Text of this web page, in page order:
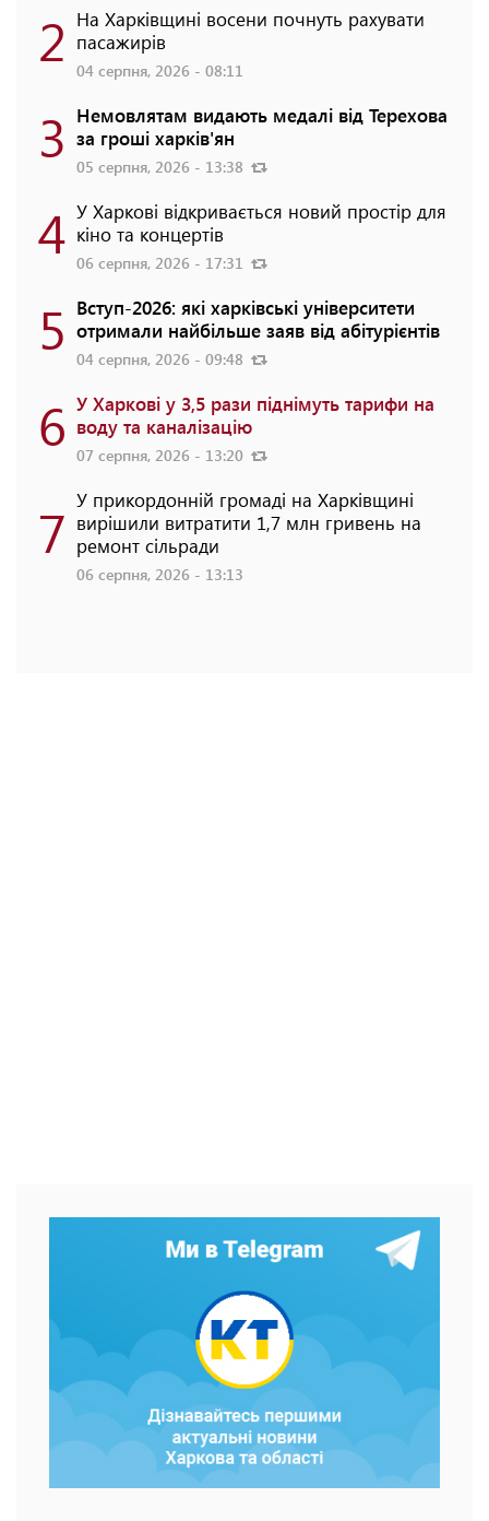
2 На Харківщині восени почнуть рахувати
пасажирів
04 серпня, 2026 - 08:11
3 Немовлятам видають медалі від Терехова
за гроші харків'ян
05 серпня, 2026 - 13:38
4 У Харкові відкривається новий простір для
кіно та концертів
06 серпня, 2026 - 17:31
5 Вступ-2026: які харківські університети
отримали найбільше заяв від абітурієнтів
04 серпня, 2026 - 09:48
6 У Харкові у 3,5 рази піднімуть тарифи на
воду та каналізацію
07 серпня, 2026 - 13:20
7 У прикордонній громаді на Харківщині
вирішили витратити 1,7 млн гривень на
ремонт сільради
06 серпня, 2026 - 13:13